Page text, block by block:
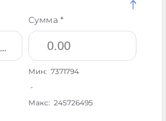
Shiba ERC20 SHIB
Сумма *
Мин: 7371794
-
Макс: 245726495